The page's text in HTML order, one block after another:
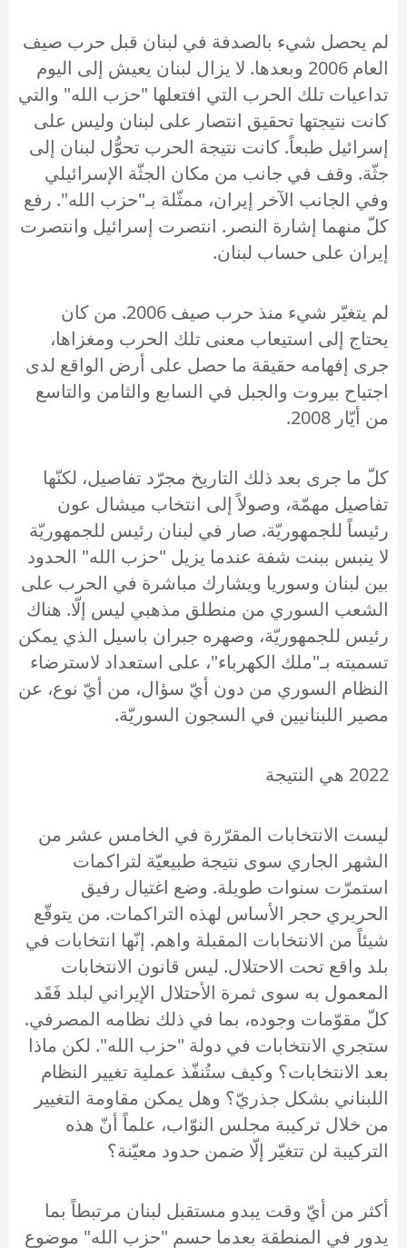
لم يحصل شيء بالصدفة في لبنان قبل حرب صيف
العام 2006 وبعدها. لا يزال لبنان يعيش إلى اليوم
تداعيات تلك الحرب التي افتعلها "حزب الله" والتي
كانت نتيجتها تحقيق انتصار على لبنان وليس على
إسرائيل طبعاً. كانت نتيجة الحرب تحوُّل لبنان إلى
جثّة. وقف في جانب من مكان الجثّة الإسرائيلي
وفي الجانب الآخر إيران، ممثّلة بـ"حزب الله". رفع
كلّ منهما إشارة النصر. انتصرت إسرائيل وانتصرت
إيران على حساب لبنان.
لم يتغيّر شيء منذ حرب صيف 2006. من كان
يحتاج إلى استيعاب معنى تلك الحرب ومغزاها،
جرى إفهامه حقيقة ما حصل على أرض الواقع لدى
اجتياح بيروت والجبل في السابع والثامن والتاسع
من أيّار 2008.
كلّ ما جرى بعد ذلك التاريخ مجرّد تفاصيل، لكنّها
تفاصيل مهمّة، وصولاً إلى انتخاب ميشال عون
رئيساً للجمهوريّة. صار في لبنان رئيس للجمهوريّة
لا ينبس ببنت شفة عندما يزيل "حزب الله" الحدود
بين لبنان وسوريا ويشارك مباشرة في الحرب على
الشعب السوري من منطلق مذهبي ليس إلّا. هناك
رئيس للجمهوريّة، وصهره جبران باسيل الذي يمكن
تسميته بـ"ملك الكهرباء"، على استعداد لاسترضاء
النظام السوري من دون أيّ سؤال، من أيّ نوع، عن
مصير اللبنانيين في السجون السوريّة.
2022 هي النتيجة
ليست الانتخابات المقرّرة في الخامس عشر من
الشهر الجاري سوى نتيجة طبيعيّة لتراكمات
استمرّت سنوات طويلة. وضع اغتيال رفيق
الحريري حجر الأساس لهذه التراكمات. من يتوقّع
شيئاً من الانتخابات المقبلة واهم. إنّها انتخابات في
بلد واقع تحت الاحتلال. ليس قانون الانتخابات
المعمول به سوى ثمرة الأحتلال الإيراني لبلد فَقَد
كلّ مقوّمات وجوده، بما في ذلك نظامه المصرفي.
ستجري الانتخابات في دولة "حزب الله". لكن ماذا
بعد الانتخابات؟ وكيف ستُنفّذ عملية تغيير النظام
اللبناني بشكل جذريّ؟ وهل يمكن مقاومة التغيير
من خلال تركيبة مجلس النوّاب، علماً أنّ هذه
التركيبة لن تتغيّر إلّا ضمن حدود معيّنة؟
أكثر من أيّ وقت يبدو مستقبل لبنان مرتبطاً بما
يدور في المنطقة بعدما حسم "حزب الله" موضوع